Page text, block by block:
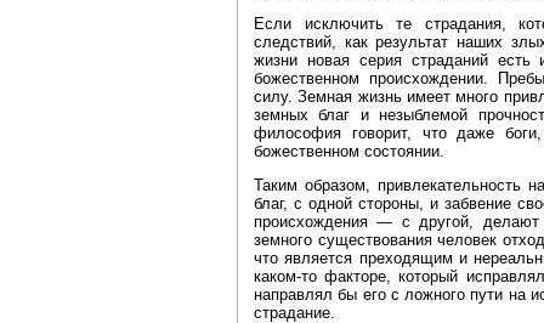
Если исключить те страдания,
следствий, как результат наших
жизни новая серия страданий есть
божественном происхождении.
силу. Земная жизнь имеет много
земных благ и незыблемой
философия говорит, что даже
божественном состоянии.
Таким образом, привлекательность
благ, с одной стороны, и забвение
происхождения — с другой, делают
земного существования человек
что является преходящим и
каком‑то факторе, который
направлял бы его с ложного пути на
страдание.